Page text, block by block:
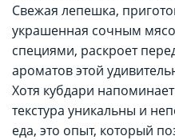
Свежая лепешка,
украшенная сочным
специями, раскроет
ароматов этой
Хотя кубдари
текстура уникальны и
еда, это опыт, который